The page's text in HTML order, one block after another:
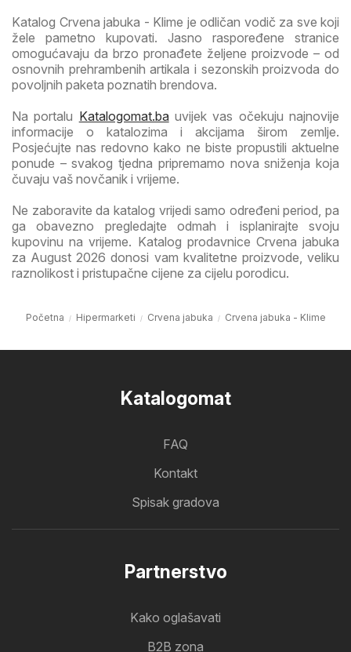
Katalog Crvena jabuka - Klime je odličan vodič za sve koji
žele pametno kupovati. Jasno raspoređene stranice
omogućavaju da brzo pronađete željene proizvode – od
osnovnih prehrambenih artikala i sezonskih proizvoda do
povoljnih paketa poznatih brendova.
Na portalu Katalogomat.bauvijek vas očekuju najnovije
informacije o katalozima i akcijama širom zemlje.
Posjećujte nas redovno kako ne biste propustili aktuelne
ponude – svakog tjedna pripremamo nova sniženja koja
čuvaju vaš novčanik i vrijeme.
Ne zaboravite da katalog vrijedi samo određeni period, pa
ga obavezno pregledajte odmah i isplanirajte svoju
kupovinu na vrijeme. Katalog prodavnice Crvena jabuka
za August 2026 donosi vam kvalitetne proizvode, veliku
raznolikost i pristupačne cijene za cijelu porodicu.
Početna Hipermarketi Crvena jabuka Crvena jabuka - Klime
Katalogomat
FAQ
Kontakt
Spisak gradova
Partnerstvo
Kako oglašavati
B2B zona